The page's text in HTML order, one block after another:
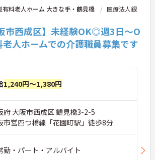
料老人ホーム 大きな手・鶴見橋
医療法人銀
市西成区】未経験OK◎週3日～O
人ホームでの介護職員募集です
1,240円～1,380円
府 大阪市西成区 鶴見橋3-2-5
市営四つ橋線「花園町駅」徒歩8分
勤・パート・アルバイト